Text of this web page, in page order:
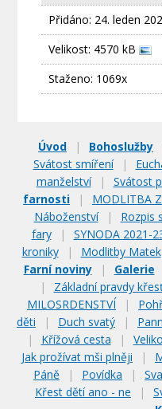
Přidáno: 24. leden
Velikost: 4570 kB
Staženo: 1069x
Úvod | Bohoslužby
Svátost smíření
|
manželství
| Svátost
farnosti
| MODLITBA
Náboženství
| Rozpis
fary
| SYNODA 2021-
kroniky
| Modlitby Matek
Farní noviny
| Galerie
|
Základní pravdy
MILOSRDENSTVÍ
|
děti
| Duch svatý |
|
Křížová cesta |
Jak prožívat mši plněji
|
Páně
| Povídka |
Křest dětí ano - ne
|